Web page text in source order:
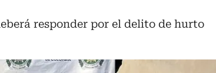
responder por el delito de hurto